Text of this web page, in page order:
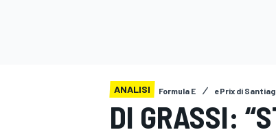
ANALISI Formula E ePrix di
DI GRASSI: